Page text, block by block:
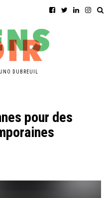
DUBREUIL
pour des